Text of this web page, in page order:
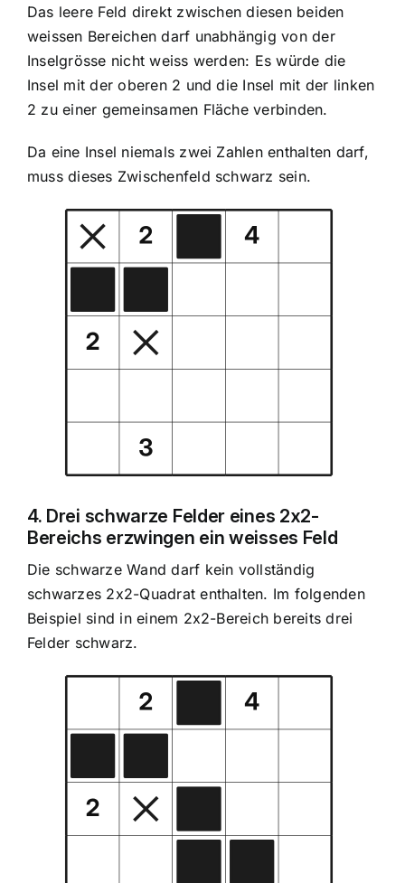
Das leere Feld direkt zwischen diesen beiden
weissen Bereichen darf unabhängig von der
Inselgrösse nicht weiss werden: Es würde die
Insel mit der oberen 2 und die Insel mit der linken
2 zu einer gemeinsamen Fläche verbinden.
Da eine Insel niemals zwei Zahlen enthalten darf,
muss dieses Zwischenfeld schwarz sein.
4. Drei schwarze Felder eines 2x2-
Bereichs erzwingen ein weisses Feld
Die schwarze Wand darf kein vollständig
schwarzes 2x2-Quadrat enthalten. Im folgenden
Beispiel sind in einem 2x2-Bereich bereits drei
Felder schwarz.